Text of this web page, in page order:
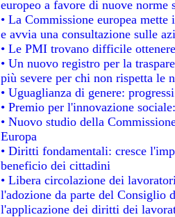
europeo a favore di nuove norme
• La Commissione europea
e avvia una consultazione sulle
• Le PMI trovano difficile
• Un nuovo registro per la
più severe per chi non rispetta le
• Uguaglianza di genere:
• Premio per l'innovazione
• Nuovo studio della
Europa
• Diritti fondamentali: cresce
beneficio dei cittadini
• Libera circolazione dei
l'adozione da parte del Consiglio
l'applicazione dei diritti dei